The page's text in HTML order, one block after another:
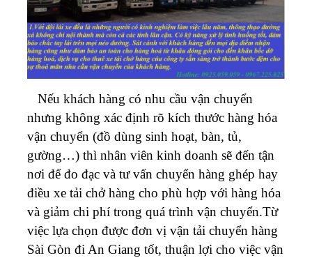
Nếu khách hàng có nhu cầu vận chuyển
nhưng không xác định rõ kích thước hàng hóa
vận chuyển (đồ dùng sinh hoạt, bàn, tủ,
gường…) thì nhân viên kinh doanh sẽ đến tận
nơi để đo đạc và tư vấn chuyển hàng ghép hay
điều xe tải chở hàng cho phù hợp với hàng hóa
và giảm chi phí trong quá trình vận chuyển.Từ
việc lựa chọn được đơn vị vận tải chuyển hàng
Sài Gòn đi An Giang tốt, thuận lợi cho việc vận